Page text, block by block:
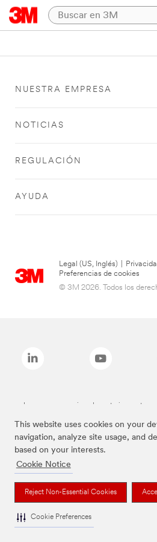
This website uses cookies on your
navigation, analyze site usage, and
based on your interests.
Cookie Notice
Reject Non-Essential Cookies
Cookie Preferences
NUESTRA EMPRESA
NOTICIAS
REGULACIÓN
AYUDA
Legal (US, Inglés)
Preferencias de cookies
© 3M 2026. Todos los
Las marcas mencionadas anteriormente